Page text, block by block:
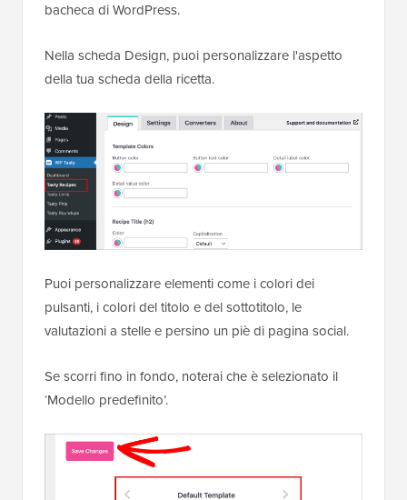
bacheca di WordPress.
Nella scheda Design, puoi personalizzare l'aspetto
della tua scheda della ricetta.
Puoi personalizzare elementi come i colori dei
pulsanti, i colori del titolo e del sottotitolo, le
valutazioni a stelle e persino un piè di pagina social.
Se scorri fino in fondo, noterai che è selezionato il
‘Modello predefinito’.